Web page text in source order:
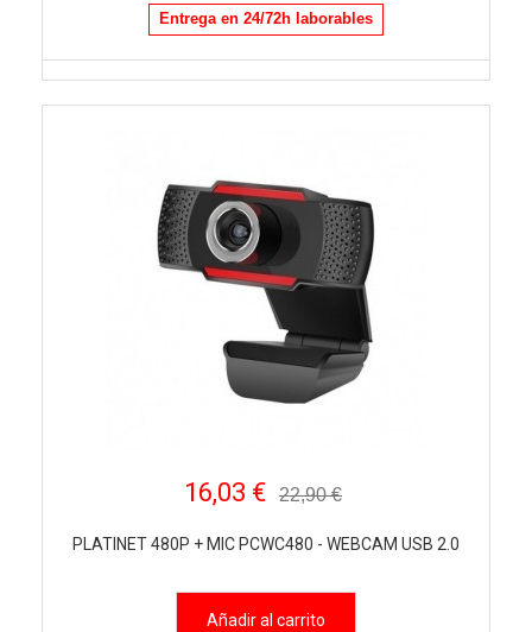
Entrega en 24/72h laborables
16,03 € 22,90 €
PLATINET 480P + MIC PCWC480 - WEBCAM USB 2.0
Añadir al carrito